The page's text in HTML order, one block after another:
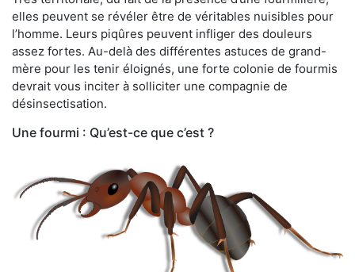
elles peuvent se révéler être de véritables nuisibles pour
l’homme. Leurs piqûres peuvent infliger des douleurs
assez fortes. Au-delà des différentes astuces de grand-
mère pour les tenir éloignés, une forte colonie de fourmis
devrait vous inciter à solliciter une compagnie de
désinsectisation.
Une fourmi : Qu’est-ce que c’est ?